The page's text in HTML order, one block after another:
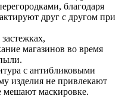
благодаря
друг с другом при
магазинов во время
с антибликовыми
изделия не привлекают
мешают маскировке.